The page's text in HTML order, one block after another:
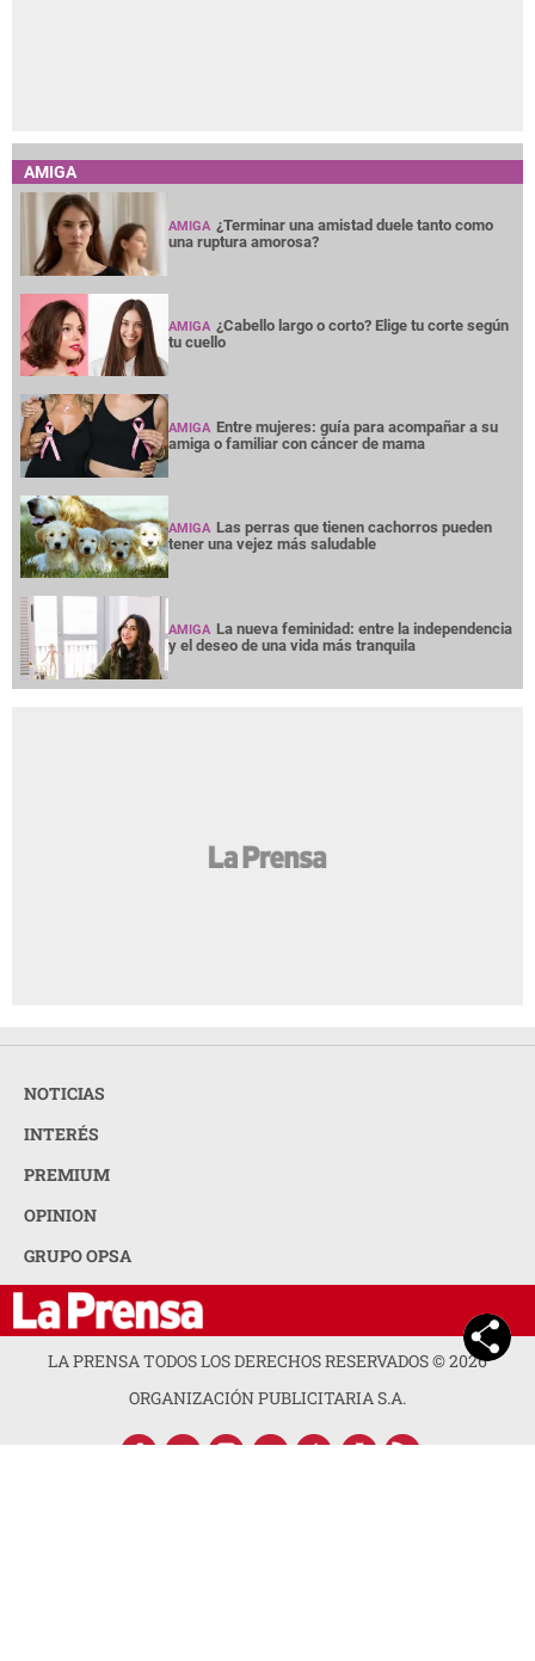
AMIGA
AMIGA ¿Terminar una amistad duele tanto como
una ruptura amorosa?
AMIGA ¿Cabello largo o corto? Elige tu corte según
tu cuello
AMIGA Entre mujeres: guía para acompañar a su
amiga o familiar con cáncer de mama
AMIGA Las perras que tienen cachorros pueden
tener una vejez más saludable
AMIGA La nueva feminidad: entre la independencia
y el deseo de una vida más tranquila
NOTICIAS
INTERÉS
PREMIUM
OPINION
GRUPO OPSA
LA PRENSA TODOS LOS DERECHOS RESERVADOS ©2026
ORGANIZACIÓN PUBLICITARIA S.A.